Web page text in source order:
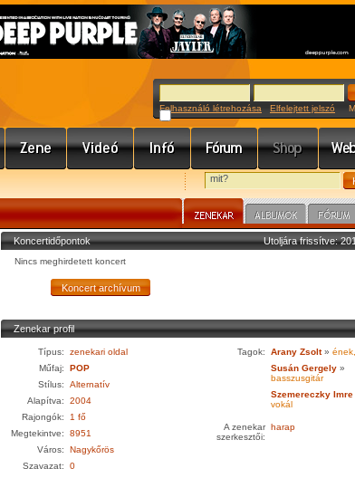
Felhasználó létrehozása Elfelejtett jelszó
Utoljára frissítve:
Koncertidőpontok
Nincs meghirdetett koncert
Zenekar profil
Típus:
zenekari oldal
Műfaj:
POP
Stílus:
Alternatív
Alapítva:
2004
Rajongók:
1 fő
Megtekintve:
8951
Város:
Nagykőrös
Szavazat:
0
Tagok: Arany Zsolt »
Susán Gergely »
basszusgitár
Szemereczky Imre
vokál
A zenekar
szerkesztői:
harap